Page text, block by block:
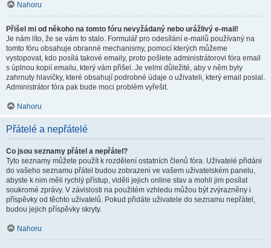
Nahoru
Přišel mi od někoho na tomto fóru nevyžádaný nebo urážlivý e-mail!
Je nám líto, že se vám to stalo. Formulář pro odesílání e-mailů používaný na
tomto fóru obsahuje obranné mechanismy, pomocí kterých můžeme
vystopovat, kdo posílá takové emaily, proto pošlete administrátorovi fóra email
s úplnou kopií emailu, který vám přišel. Je velmi důležité, aby v něm byly
zahrnuty hlavičky, které obsahují podrobné údaje o uživateli, který email poslal.
Administrátor fóra pak bude moci problém vyřešit.
Nahoru
Přátelé a nepřátelé
Co jsou seznamy přátel a nepřátel?
Tyto seznamy můžete použít k rozdělení ostatních členů fóra. Uživatelé přidáni
do vašeho seznamu přátel budou zobrazeni ve vašem uživatelském panelu,
abyste k nim měli rychlý přístup, viděli jejich online stav a mohli jim posílat
soukromé zprávy. V závislosti na použitém vzhledu můžou být zvýrazněny i
příspěvky od těchto uživatelů. Pokud přidáte uživatele do seznamu nepřátel,
budou jejich příspěvky skryty.
Nahoru